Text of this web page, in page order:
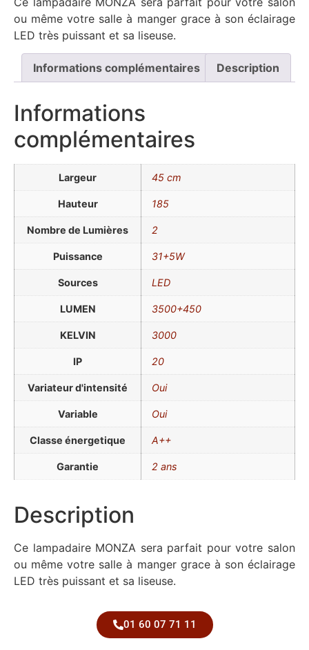
ou même votre salle à manger grace à son éclairage
LED très puissant et sa liseuse.
Informations complémentaires Description
Informations
complémentaires
Largeur 45 cm
Hauteur 185
Nombre de Lumières 2
Puissance 31+5W
Sources LED
LUMEN 3500+450
KELVIN 3000
IP 20
Variateur d'intensité Oui
Variable Oui
Classe énergetique A++
Garantie 2 ans
Description
Ce lampadaire MONZA sera parfait pour votre salon
ou même votre salle à manger grace à son éclairage
LED très puissant et sa liseuse.
01 60 07 71 11